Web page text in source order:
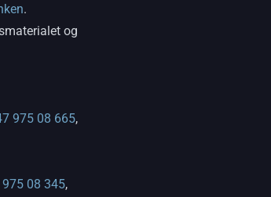
.
og
975 08 665,
08 345,